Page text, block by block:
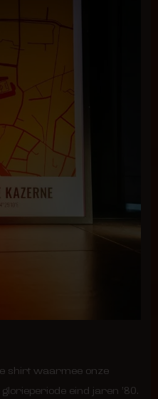
shirt waarmee onze
eind jaren ’80.